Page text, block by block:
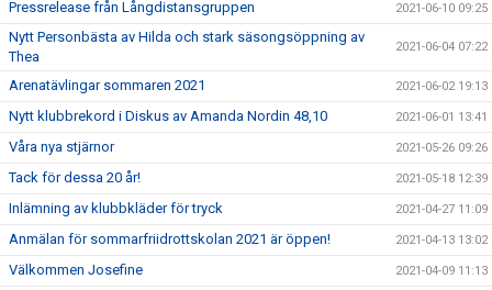
Pressrelease från Långdistansgruppen 2021-06-10 09:25
Nytt Personbästa av Hilda och stark säsongsöppning av
Thea
2021-06-04 07:22
Arenatävlingar sommaren 2021 2021-06-02 19:13
Nytt klubbrekord i Diskus av Amanda Nordin 48,10 2021-06-01 13:41
Våra nya stjärnor 2021-05-26 09:26
Tack för dessa 20 år! 2021-05-18 12:39
Inlämning av klubbkläder för tryck 2021-04-27 11:09
Anmälan för sommarfriidrottskolan 2021 är öppen! 2021-04-13 13:02
Välkommen Josefine 2021-04-09 11:13